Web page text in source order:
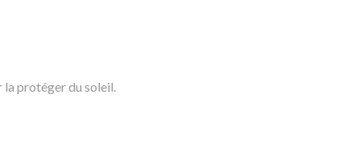
la protéger du soleil.